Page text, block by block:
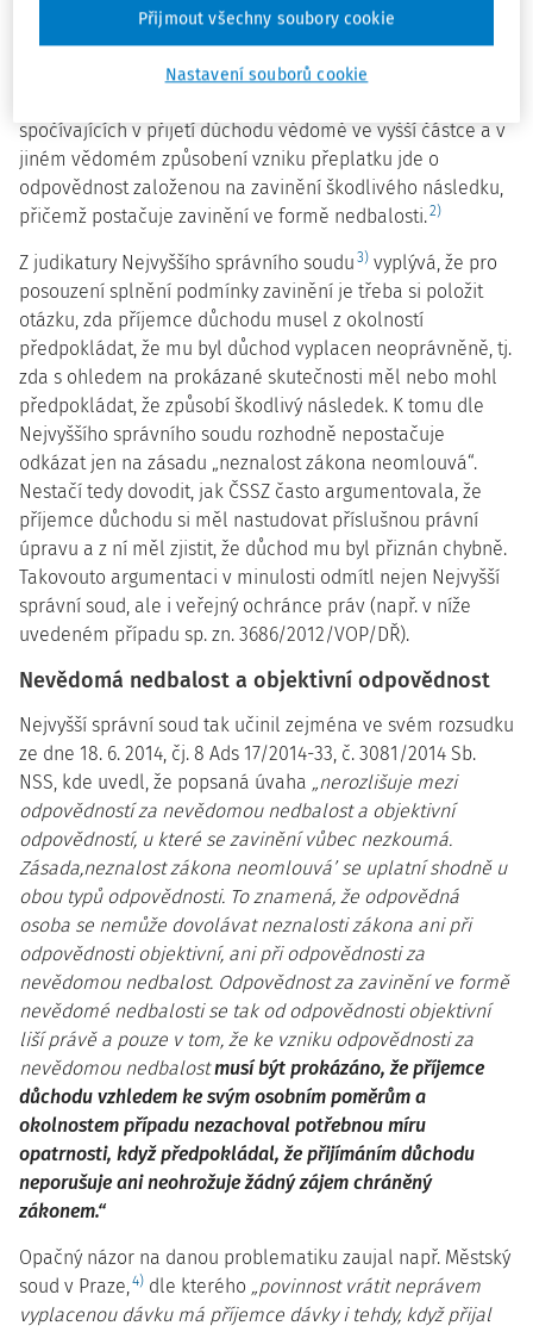
„přijetí důchodu či jeho části při vědomí jeho
neoprávněného vyplacení“, „jiné vědomé způsobení
vzniku přeplatku“). Teorie i praxe pak nahlíží na charakter
spočívajících v přijetí důchodu vědomě ve vyšší částce a v
jiném vědomém způsobení vzniku přeplatku jde o
odpovědnost založenou na zavinění škodlivého následku,
přičemž postačuje zavinění ve formě nedbalosti.2)
Z judikatury Nejvyššího správního soudu 3) vyplývá, že pro
posouzení splnění podmínky zavinění je třeba si položit
otázku, zda příjemce důchodu musel z okolností
předpokládat, že mu byl důchod vyplacen neoprávněně, tj.
zda s ohledem na prokázané skutečnosti měl nebo mohl
předpokládat, že způsobí škodlivý následek. K tomu dle
Nejvyššího správního soudu rozhodně nepostačuje
odkázat jen na zásadu „neznalost zákona neomlouvá“.
Nestačí tedy dovodit, jak ČSSZ často argumentovala, že
příjemce důchodu si měl nastudovat příslušnou právní
úpravu a z ní měl zjistit, že důchod mu byl přiznán chybně.
Takovouto argumentaci v minulosti odmítl nejen Nejvyšší
správní soud, ale i veřejný ochránce práv (např. v níže
uvedeném případu sp. zn. 3686/2012/VOP/DŘ).
Nevědomá nedbalost a objektivní odpovědnost
Nejvyšší správní soud tak učinil zejména ve svém rozsudku
ze dne 18. 6. 2014, čj. 8 Ads 17/2014-33, č. 3081/2014 Sb.
NSS, kde uvedl, že popsaná úvaha „nerozlišuje mezi
odpovědností za nevědomou nedbalost a objektivní
odpovědností, u které se zavinění vůbec nezkoumá.
Zásada,neznalost zákona neomlouvá’ se uplatní shodně u
obou typů odpovědnosti. To znamená, že odpovědná
osoba se nemůže dovolávat neznalosti zákona ani při
odpovědnosti objektivní, ani při odpovědnosti za
nevědomou nedbalost. Odpovědnost za zavinění ve formě
nevědomé nedbalosti se tak od odpovědnosti objektivní
liší právě a pouze v tom, že ke vzniku odpovědnosti za
nevědomou nedbalostmusí být prokázáno, že příjemce
důchodu vzhledem ke svým osobním poměrům a
okolnostem případu nezachoval potřebnou míru
opatrnosti, když předpokládal, že přijímáním důchodu
neporušuje ani neohrožuje žádný zájem chráněný
zákonem.“
Opačný názor na danou problematiku zaujal např. Městský
soud v Praze,4) dle kterého „povinnost vrátit neprávem
vyplacenou dávku má příjemce dávky i tehdy, když přijal
Nastavení souborů cookie
Přijmout všechny soubory cookie